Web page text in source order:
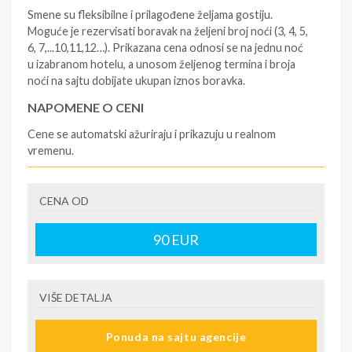
Smene su fleksibilne i prilagođene željama gostiju.
Moguće je rezervisati boravak na željeni broj noći (3, 4, 5,
6, 7,...10,11,12…). Prikazana cena odnosi se na jednu noć
u izabranom hotelu, a unosom željenog termina i broja
noći na sajtu dobijate ukupan iznos boravka.
NAPOMENE O CENI
Cene se automatski ažuriraju i prikazuju u realnom
vremenu.
- rezervisane i potvrđene usluge u izabranoj smeštajnoj
jedinici prema opisu - korišćenje hotelskih sadržaja
prema opisu - uslugu rezervacije - organizaciju
putovanja
krizu) na destinaciji, plaćaju se na recepciji
hotela/apartmana za hotele sa 1* i 2* i nekategorisane
CENA OD
90EUR
VIŠE DETALJA
Ponuda na sajtu agencije